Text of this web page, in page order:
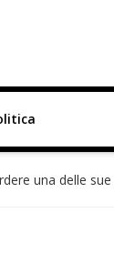
una delle